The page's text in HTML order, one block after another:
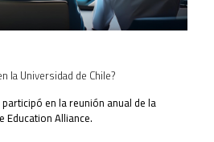
la Universidad de Chile?
en la reunión anual de la
Education Alliance.